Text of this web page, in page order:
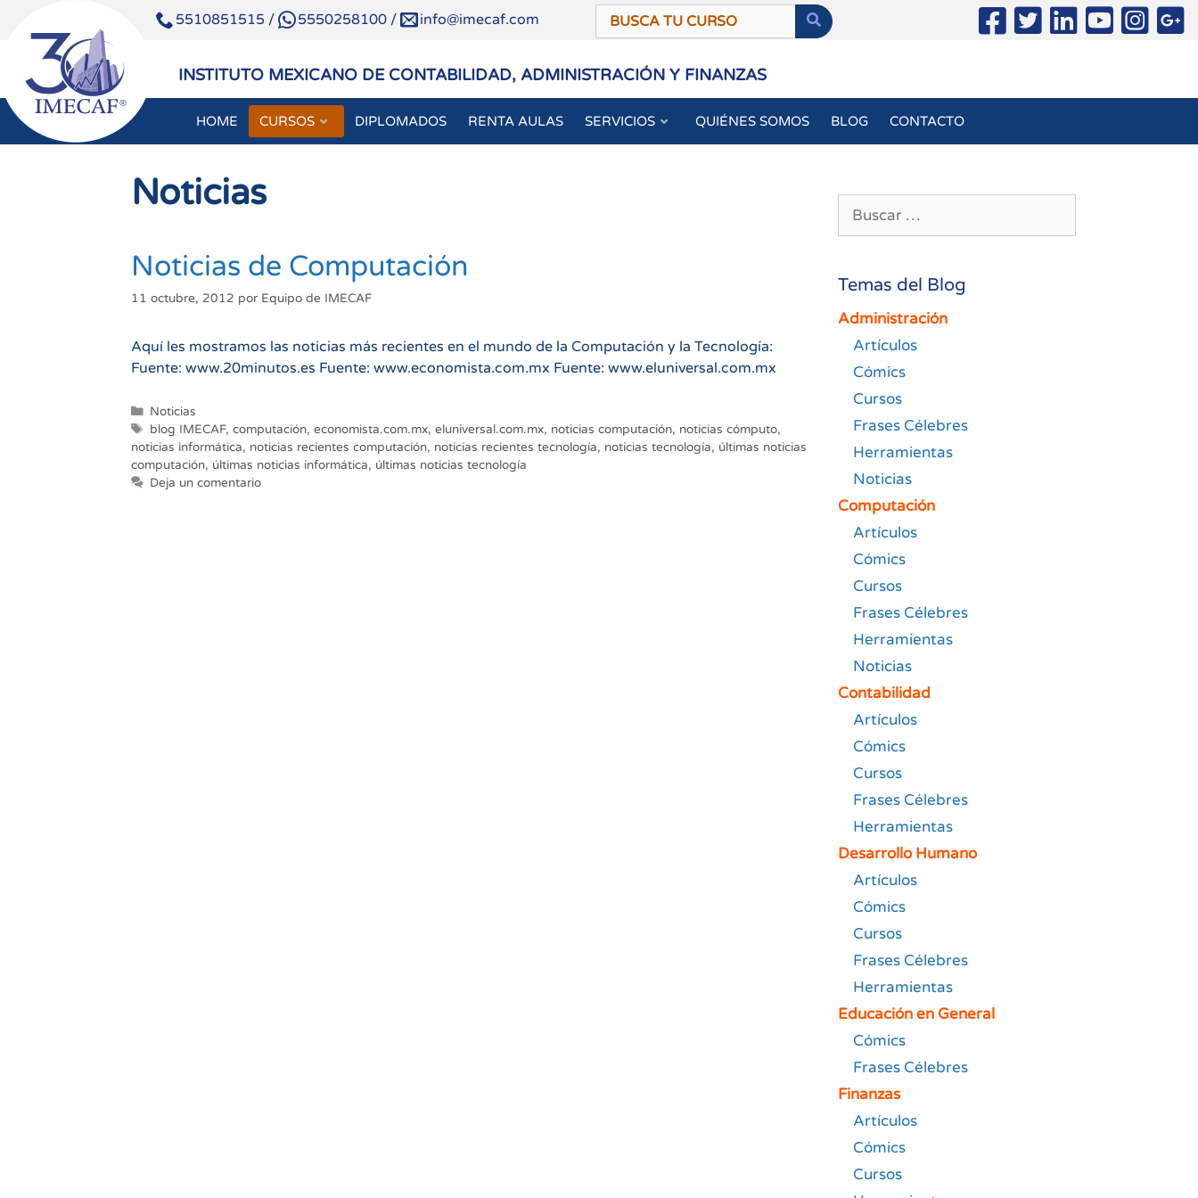
5510851515 / 5550258100 / info@imecaf.com
INSTITUTO MEXICANO DE CONTABILIDAD, ADMINISTRACIÓN Y FINANZAS
HOME CURSOS DIPLOMADOS RENTA AULAS SERVICIOS QUIÉNES SOMOS BLOG CONTACTO
Noticias
Noticias de Computación
11 octubre, 2012 por Equipo de IMECAF
Aquí les mostramos las noticias más recientes en el mundo de la Computación y la Tecnología:
Fuente: www.20minutos.es Fuente: www.economista.com.mx Fuente: www.eluniversal.com.mx
Categorías
Noticias
Etiquetas
blog IMECAF,computación,economista.com.mx,eluniversal.com.mx, noticias computación, noticias cómputo,
noticias informática, noticias recientes computación, noticias recientes tecnología, noticias tecnología, últimas noticias
computación, últimas noticias informática, últimas noticias tecnología
Deja un comentario
Temas del Blog
Administración
Artículos
Cómics
Cursos
Frases Célebres
Herramientas
Noticias
Computación
Artículos
Cómics
Cursos
Frases Célebres
Herramientas
Noticias
Contabilidad
Artículos
Cómics
Cursos
Frases Célebres
Herramientas
Desarrollo Humano
Artículos
Cómics
Cursos
Frases Célebres
Herramientas
Educación en General
Cómics
Frases Célebres
Finanzas
Artículos
Cómics
Cursos